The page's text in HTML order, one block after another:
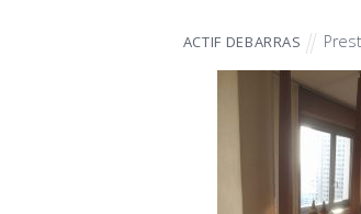
ACTIF DEBARRAS